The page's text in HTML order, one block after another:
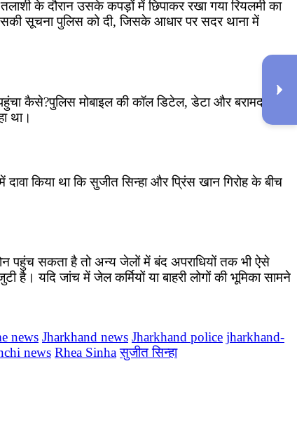
के दौरान उसके कपड़ों में छिपाकर रखा गया रियलमी का
सूचना पुलिस को दी, जिसके आधार पर सदर थाना में
कैसे?पुलिस मोबाइल की कॉल डिटेल, डेटा और बरामद सिम
था।
किया था कि सुजीत सिन्हा और प्रिंस खान गिरोह के बीच
पहुंच सकता है तो अन्य जेलों में बंद अपराधियों तक भी ऐसे
यदि जांच में जेल कर्मियों या बाहरी लोगों की भूमिका सामने
news Jharkhand news Jharkhand police jharkhand-
news Rhea Sinha सुजीत सिन्हा